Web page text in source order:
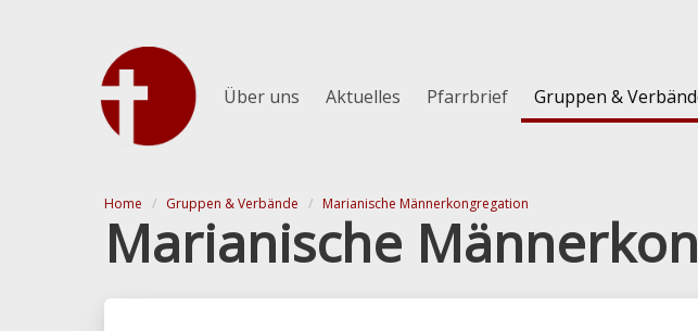
Über uns Aktuelles Pfarrbrief Gruppen &
Home Gruppen & Verbände Marianische Männerkongregation
Marianische